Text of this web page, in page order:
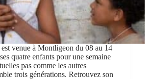
venue à Montligeon du 08 au 14
quatre enfants pour une semaine
pas comme les autres
trois générations. Retrouvez son